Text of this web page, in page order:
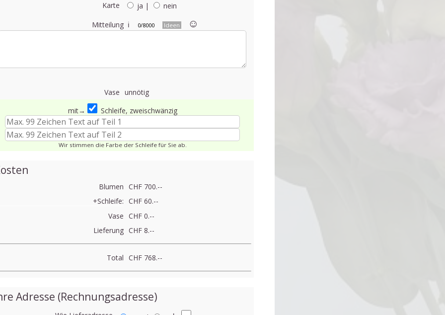
Karte ja |
nein
Mitteilung ℹ 0/8000 Ideen ☺︎
Vase unnötig
mit→
Schleife, zweischwänzig
Wir stimmen die Farbe der Schleife für Sie ab.
Blumen CHF 700.--
+Schleife: CHF 60.--
Vase CHF 0.--
Lieferung CHF 8.--
Total CHF 768.--
Adresse (Rechnungsadresse)